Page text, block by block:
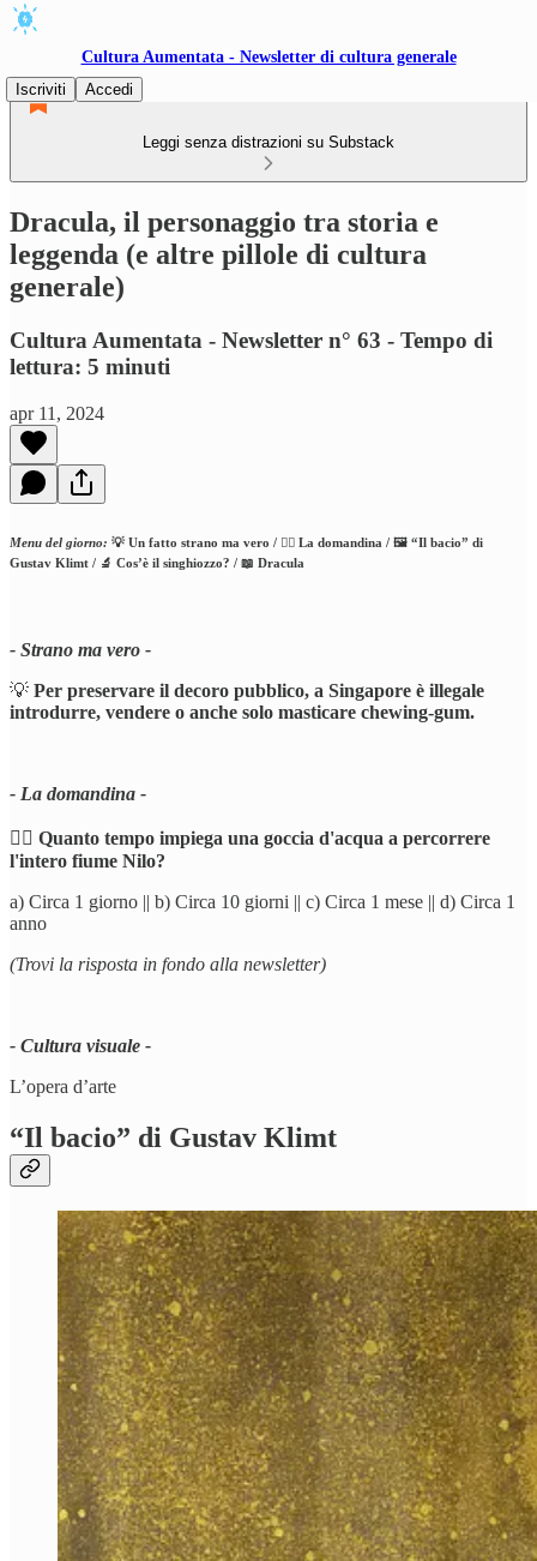
Cultura Aumentata - Newsletter di cultura generale
Iscriviti
Accedi
Leggi senza distrazioni su Substack
Dracula, il personaggio tra storia e
leggenda (e altre pillole di cultura
generale)
Cultura Aumentata - Newsletter n° 63 - Tempo di
lettura: 5 minuti
apr 11, 2024
Menu del giorno: 💡 Un fatto strano ma vero / 🕵️‍♂️ La domandina / 🖼️ “Il bacio” di
Gustav Klimt / 🔬 Cos’è il singhiozzo? / 📖 Dracula
- Strano ma vero -
💡 Per preservare il decoro pubblico, a Singapore è illegale
introdurre, vendere o anche solo masticare chewing-gum.
- La domandina -
🕵️‍♂️ Quanto tempo impiega una goccia d'acqua a percorrere
l'intero fiume Nilo?
a) Circa 1 giorno || b) Circa 10 giorni || c) Circa 1 mese || d) Circa 1
anno
(Trovi la risposta in fondo alla newsletter)
- Cultura visuale -
L’opera d’arte
“Il bacio” di Gustav Klimt